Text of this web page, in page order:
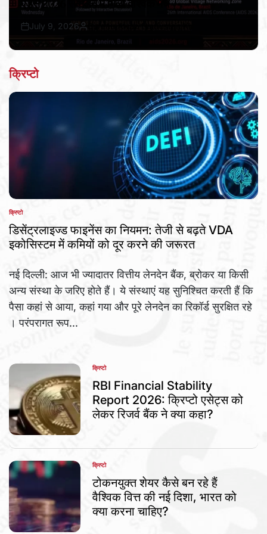
एड्स 2026 सम्मेलन में मिला वैश्विक मंच
Post
July 9, 2026
By:
क्रिप्टो
POSTED
IN
क्रिप्टो
डिसेंट्रलाइज्ड फाइनेंस का नियमन: तेजी से बढ़ते VDA
इकोसिस्टम में कमियों को दूर करने की जरूरत
नई दिल्ली: आज भी ज्यादातर वित्तीय लेनदेन बैंक, ब्रोकर या किसी
अन्य संस्था के जरिए होते हैं। ये संस्थाएं यह सुनिश्चित करती हैं कि
पैसा कहां से आया, कहां गया और पूरे लेनदेन का रिकॉर्ड सुरक्षित रहे
। परंपरागत रूप...
POSTED
IN
क्रिप्टो
RBI Financial Stability
Report 2026: क्रिप्टो एसेट्स को
लेकर रिजर्व बैंक ने क्या कहा?
POSTED
IN
क्रिप्टो
टोकनयुक्त शेयर कैसे बन रहे हैं
वैश्विक वित्त की नई दिशा, भारत को
क्या करना चाहिए?